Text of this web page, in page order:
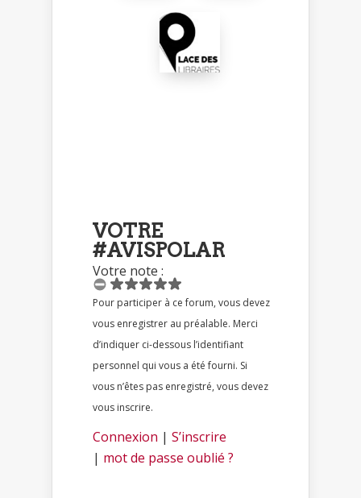
VOTRE
#AVISPOLAR
Votre note :
Pour participer à ce forum, vous devez
vous enregistrer au préalable. Merci
d’indiquer ci-dessous l’identifiant
personnel qui vous a été fourni. Si
vous n’êtes pas enregistré, vous devez
vous inscrire.
Connexion | S’inscrire
| mot de passe oublié ?